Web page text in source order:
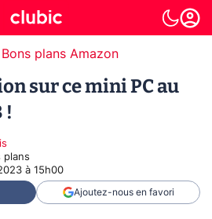
Bons plans Amazon
sur ce mini PC au
!
plans
à 15h00
Ajoutez-nous en favori